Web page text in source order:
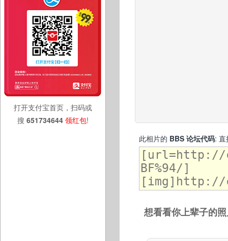
打开支付宝首页，扫码或
搜 651734644 领红包!
此相片的 BBS 论坛代码: 直
想看看你上辈子的